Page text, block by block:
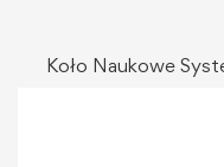
Koło Naukowe